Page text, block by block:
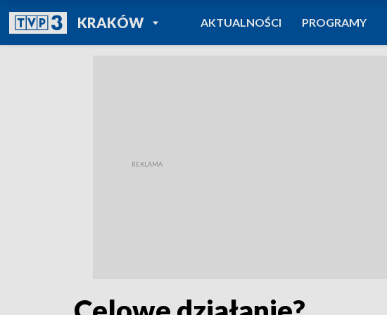
KRAKÓWPOWRÓT DO
TVP REGIONY
AKTUALNOŚCI PROGRAMY